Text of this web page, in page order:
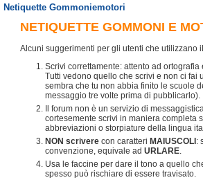
Netiquette Gommoniemotori
NETIQUETTE GOMMONI E
Alcuni suggerimenti per gli utenti che utilizzano
Scrivi correttamente: attento ad ortografia
Tutti vedono quello che scrivi e non ci fai
sembra che tu non abbia finito le scuole
messaggio tre volte prima di pubblicarlo).
Il forum non è un servizio di
cortesemente scrivi in maniera completa
abbreviazioni o storpiature della lingua
NON scrivere con caratteri MAIUSCOLI :
convenzione, equivale ad URLARE.
Usa le faccine per dare il tono a quello
spesso può rischiare di essere travisato.